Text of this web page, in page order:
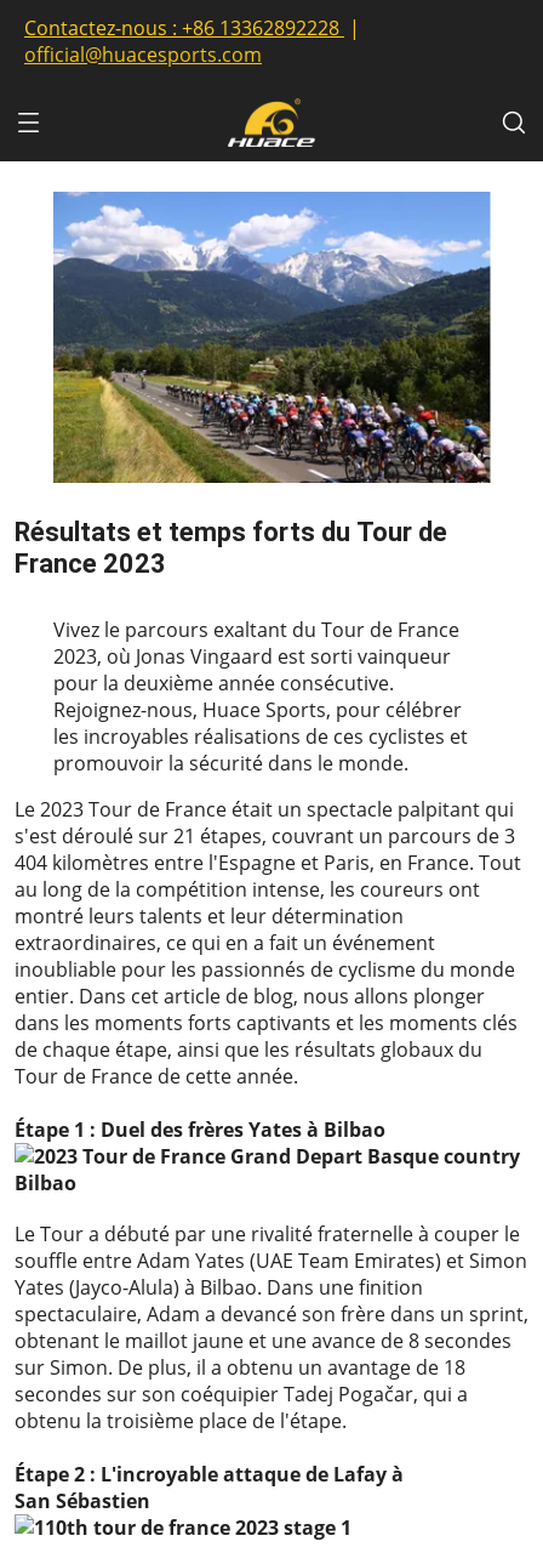
Contactez-nous : +86 13362892228 |
official@huacesports.com
Résultats et temps forts du Tour de
France 2023
Vivez le parcours exaltant du Tour de France
2023, où Jonas Vingaard est sorti vainqueur
pour la deuxième année consécutive.
Rejoignez-nous, Huace Sports, pour célébrer
les incroyables réalisations de ces cyclistes et
promouvoir la sécurité dans le monde.
Le 2023Tour de France était un spectacle palpitant qui
s'est déroulé sur 21 étapes, couvrant un parcours de 3
404 kilomètres entre l'Espagne et Paris, en France. Tout
au long de la compétition intense, les coureurs ont
montré leurs talents et leur détermination
extraordinaires, ce qui en a fait un événement
inoubliable pour les passionnés de cyclisme du monde
entier. Dans cet article de blog, nous allons plonger
dans les moments forts captivants et les moments clés
de chaque étape, ainsi que les résultats globaux du
Tour de France de cette année.
Étape 1 : Duel des frères Yates à Bilbao
Le Tour a débuté par une rivalité fraternelle à couper le
souffle entre Adam Yates (UAE Team Emirates) et Simon
Yates (Jayco-Alula) à Bilbao. Dans une finition
spectaculaire, Adam a devancé son frère dans un sprint,
obtenant le maillot jaune et une avance de 8 secondes
sur Simon. De plus, il a obtenu un avantage de 18
secondes sur son coéquipier Tadej Pogačar, qui a
obtenu la troisième place de l'étape.
Étape 2 : L'incroyable attaque de Lafay à
San Sébastien